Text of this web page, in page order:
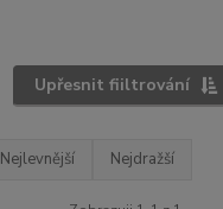
Upřesnit fiiltrování
Nejlevnější Nejdražší